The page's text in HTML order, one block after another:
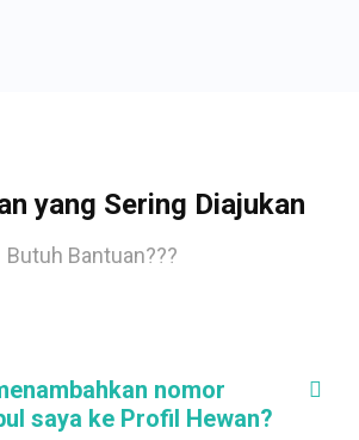
yang Sering Diajukan
Butuh Bantuan???
nomor
saya ke Profil Hewan?